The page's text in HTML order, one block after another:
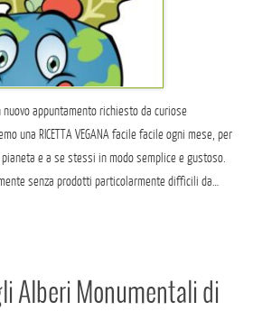
appuntamento richiesto da curiose
una RICETTA VEGANA facile facile ogni mese, per
e a se stessi in modo semplice e gustoso.
senza prodotti particolarmente difficili da…
Alberi Monumentali di